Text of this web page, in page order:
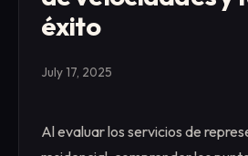
éxito
July 17, 2025
Al evaluar los servicios de